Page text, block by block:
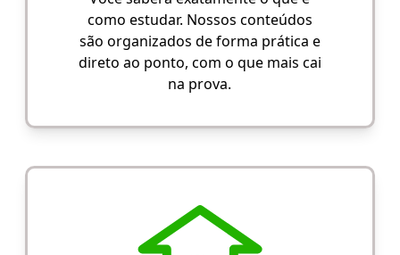
como estudar. Nossos conteúdos
são organizados de forma prática e
direto ao ponto, com o que mais cai
na prova.